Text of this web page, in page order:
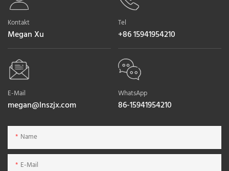
Kontakt
Megan Xu
Tel
+86 15941954210
E-Mail
megan@lnszjx.com
WhatsApp
86-15941954210
Name
E-Mail